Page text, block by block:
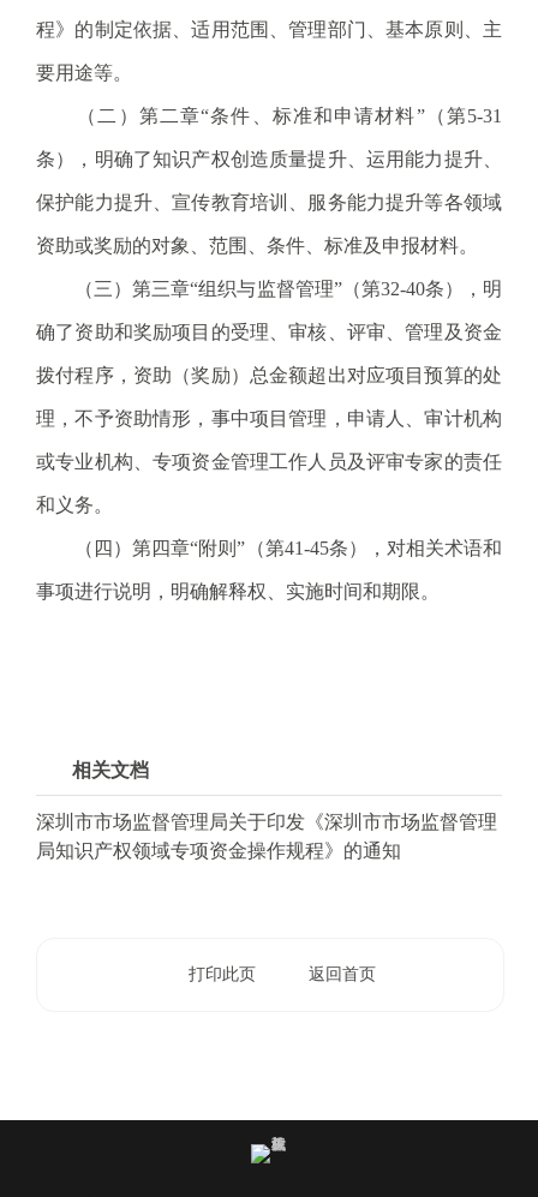
程》的制定依据、适用范围、管理部门、基本原则、主
要用途等。
（二）第二章“条件、标准和申请材料”（第5-31
条），明确了知识产权创造质量提升、运用能力提升、
保护能力提升、宣传教育培训、服务能力提升等各领域
资助或奖励的对象、范围、条件、标准及申报材料。
（三）第三章“组织与监督管理”（第32-40条），明
确了资助和奖励项目的受理、审核、评审、管理及资金
拨付程序，资助（奖励）总金额超出对应项目预算的处
理，不予资助情形，事中项目管理，申请人、审计机构
或专业机构、专项资金管理工作人员及评审专家的责任
和义务。
（四）第四章“附则”（第41-45条），对相关术语和
事项进行说明，明确解释权、实施时间和期限。
相关文档
深圳市市场监督管理局关于印发《深圳市市场监督管理
局知识产权领域专项资金操作规程》的通知
打印此页 返回首页